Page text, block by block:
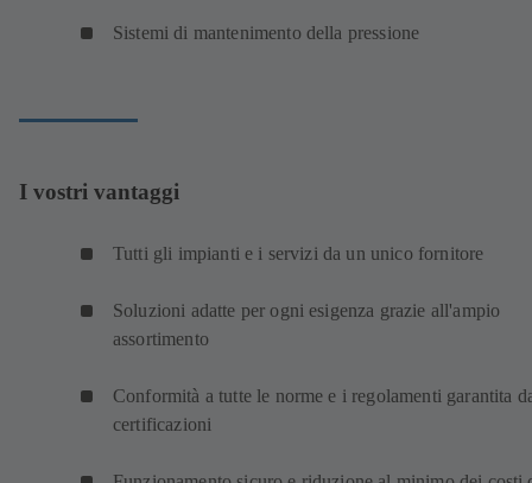
Sistemi di mantenimento della pressione
I vostri vantaggi
Tutti gli impianti e i servizi da un unico fornitore
Soluzioni adatte per ogni esigenza grazie all'ampio
assortimento
Conformità a tutte le norme e i regolamenti garantita
certificazioni